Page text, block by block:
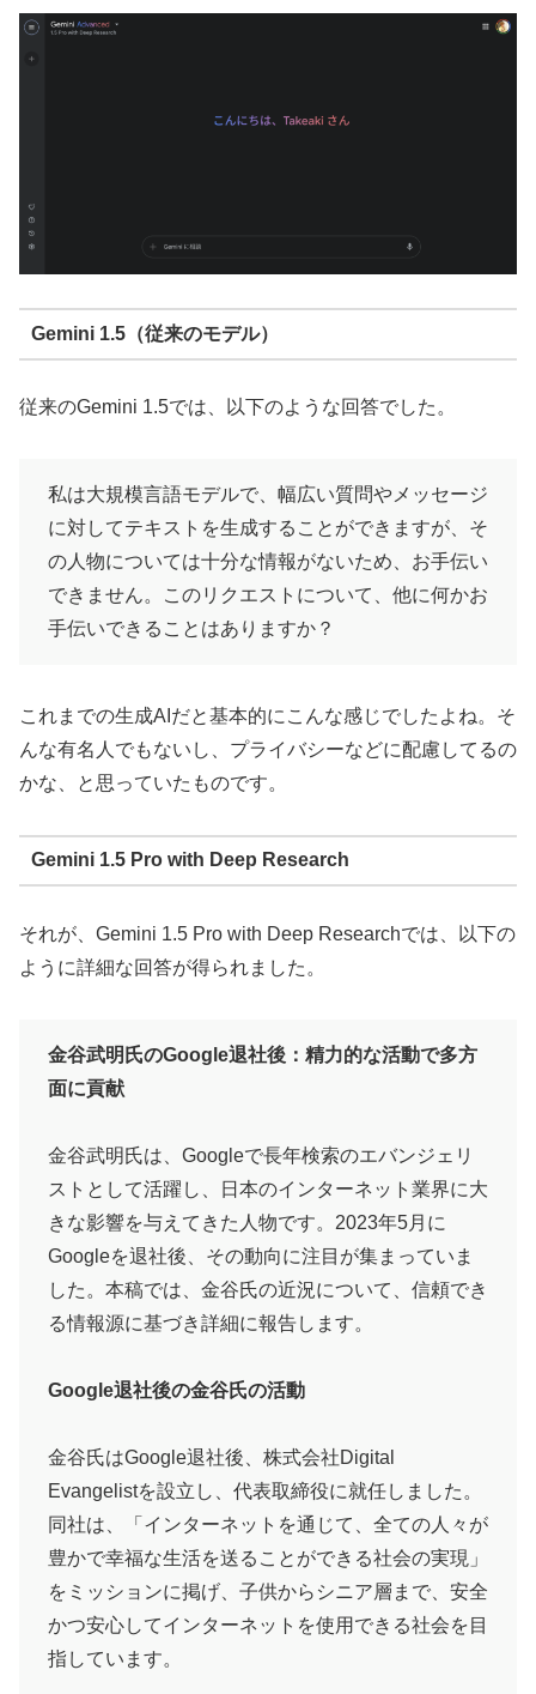
Gemini 1.5（従来のモデル）
従来のGemini 1.5では、以下のような回答でした。
私は大規模言語モデルで、幅広い質問やメッセージ
に対してテキストを生成することができますが、そ
の人物については十分な情報がないため、お手伝い
できません。このリクエストについて、他に何かお
手伝いできることはありますか？
これまでの生成AIだと基本的にこんな感じでしたよね。そ
んな有名人でもないし、プライバシーなどに配慮してるの
かな、と思っていたものです。
Gemini 1.5 Pro with Deep Research
それが、Gemini 1.5 Pro with Deep Researchでは、以下の
ように詳細な回答が得られました。
金谷武明氏のGoogle退社後：精力的な活動で多方
面に貢献
金谷武明氏は、Googleで長年検索のエバンジェリ
ストとして活躍し、日本のインターネット業界に大
きな影響を与えてきた人物です。2023年5月に
Googleを退社後、その動向に注目が集まっていま
した。本稿では、金谷氏の近況について、信頼でき
る情報源に基づき詳細に報告します。
Google退社後の金谷氏の活動
金谷氏はGoogle退社後、株式会社Digital
Evangelistを設立し、代表取締役に就任しました。
同社は、「インターネットを通じて、全ての人々が
豊かで幸福な生活を送ることができる社会の実現」
をミッションに掲げ、子供からシニア層まで、安全
かつ安心してインターネットを使用できる社会を目
指しています。